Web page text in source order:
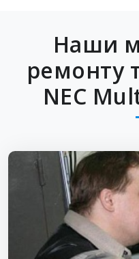
Наши
ремонту
NEC